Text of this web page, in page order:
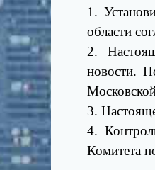
1.
области
2.
новости.
3.
4.
Комитета